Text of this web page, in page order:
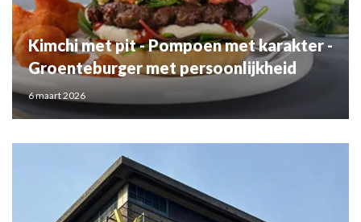
Kimchi met pit - Pompoen met karakter -
Groenteburger met persoonlijkheid
6 maart 2026